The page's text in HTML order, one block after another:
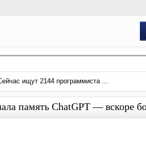
ищут 2144 программиста ...
память ChatGPT — вскоре